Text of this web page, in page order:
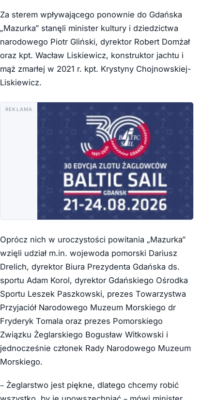
Za sterem wpływającego ponownie do Gdańska
„Mazurka” stanęli minister kultury i dziedzictwa
narodowego Piotr Gliński, dyrektor Robert Domżał
oraz kpt. Wacław Liskiewicz, konstruktor jachtu i
mąż zmarłej w 2021 r. kpt. Krystyny Chojnowskiej-
Liskiewicz.
REKLAMA
Oprócz nich w uroczystości powitania „Mazurka”
wzięli udział m.in. wojewoda pomorski Dariusz
Drelich, dyrektor Biura Prezydenta Gdańska ds.
sportu Adam Korol, dyrektor Gdańskiego Ośrodka
Sportu Leszek Paszkowski, prezes Towarzystwa
Przyjaciół Narodowego Muzeum Morskiego dr
Fryderyk Tomala oraz prezes Pomorskiego
Związku Żeglarskiego Bogusław Witkowski i
jednocześnie członek Rady Narodowego Muzeum
Morskiego.
– Żeglarstwo jest piękne, dlatego chcemy robić